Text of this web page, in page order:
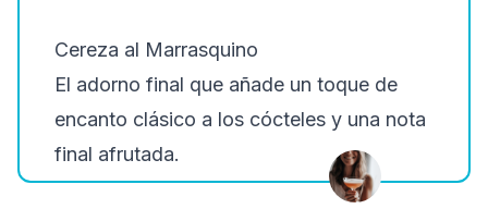
Cereza al Marrasquino
El adorno final que añade un toque de
encanto clásico a los cócteles y una nota
final afrutada.